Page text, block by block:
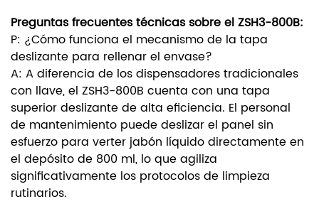
Preguntas frecuentes técnicas sobre el ZSH3-800B:
P: ¿Cómo funciona el mecanismo de la tapa
deslizante para rellenar el envase?
A: A diferencia de los dispensadores tradicionales
con llave, el ZSH3-800B cuenta con una tapa
superior deslizante de alta eficiencia. El personal
de mantenimiento puede deslizar el panel sin
esfuerzo para verter jabón líquido directamente en
el depósito de 800 ml, lo que agiliza
significativamente los protocolos de limpieza
rutinarios.